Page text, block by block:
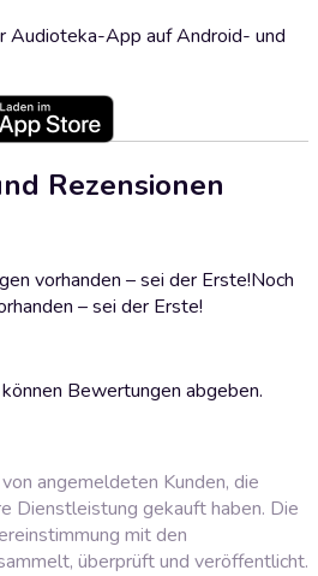
Audioteka-App auf Android- und
Rezensionen
vorhanden – sei der Erste!Noch
– sei der Erste!
Bewertungen abgeben.
angemeldeten Kunden, die
Dienstleistung gekauft haben. Die
mit den
überprüft und veröffentlicht.